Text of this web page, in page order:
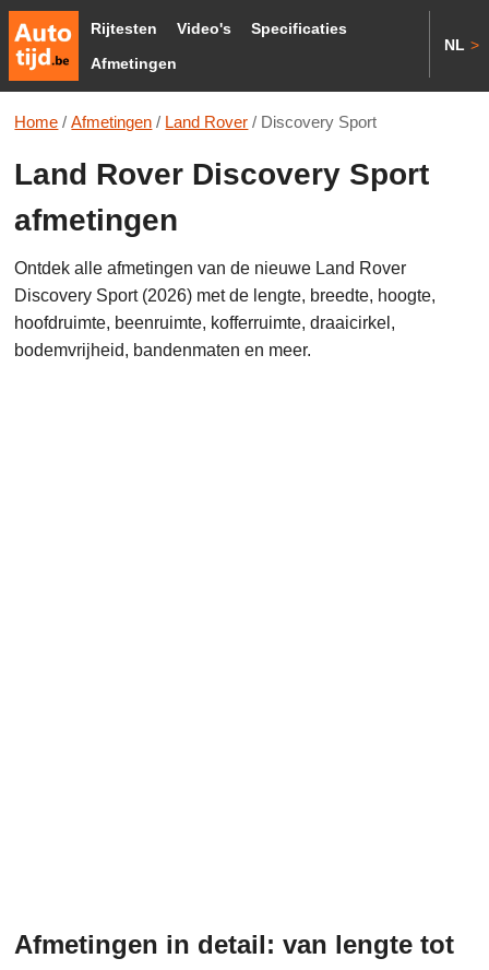
Rijtesten Video's
Specificaties
Afmetingen
NL >
Home / Afmetingen / Land Rover / Discovery Sport
Land Rover Discovery Sport
afmetingen
Ontdek alle afmetingen van de nieuwe Land Rover
Discovery Sport (2026) met de lengte, breedte, hoogte,
hoofdruimte, beenruimte, kofferruimte, draaicirkel,
bodemvrijheid, bandenmaten en meer.
Afmetingen in detail: van lengte tot